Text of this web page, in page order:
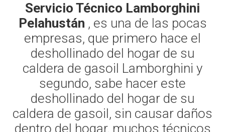
Servicio Técnico Lamborghini
Pelahustán , es una de las pocas
empresas, que primero hace el
deshollinado del hogar de su
caldera de gasoil Lamborghini y
segundo, sabe hacer este
deshollinado del hogar de su
caldera de gasoil, sin causar daños
dentro del hogar, muchos técnicos